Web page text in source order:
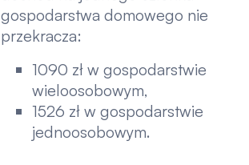
gospodarstwa domowego nie
przekracza:
1090 zł w gospodarstwie
wieloosobowym,
1526 zł w gospodarstwie
jednoosobowym.